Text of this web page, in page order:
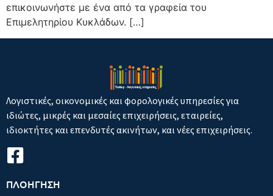
επικοινωνήστε με ένα από τα γραφεία του
Επιμελητηρίου Κυκλάδων. […]
Λογιστικές, οικονομικές και φορολογικές υπηρεσίες για
ιδιώτες, μικρές και μεσαίες επιχειρήσεις, εταιρείες,
ιδιοκτήτες και επενδυτές ακινήτων, και νέες επιχειρήσεις.
ΠΛΟΗΓΗΣΗ